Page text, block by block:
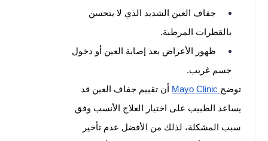
جفاف العين الشديد الذي لا يتحسن
بالقطرات المرطبة.
ظهور الأعراض بعد إصابة العين أو دخول
جسم غريب.
توضح Mayo Clinic
أن تقييم جفاف العين قد
يساعد الطبيب على اختيار العلاج الأنسب وفق
سبب المشكلة، لذلك من الأفضل عدم تأخير